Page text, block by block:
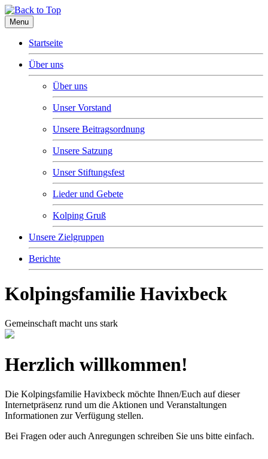
Menu
Startseite
Über uns
Über uns
Unser Vorstand
Unsere Beitragsordnung
Unsere Satzung
Unser Stiftungsfest
Lieder und Gebete
Kolping Gruß
Unsere Zielgruppen
Berichte
Kolpingsfamilie Havixbeck
Gemeinschaft macht uns stark
Herzlich willkommen!
Die Kolpingsfamilie Havixbeck möchte Ihnen/Euch auf dieser
Internetpräsenz rund um die Aktionen und Veranstaltungen
Informationen zur Verfügung stellen.
Bei Fragen oder auch Anregungen schreiben Sie uns bitte einfach.